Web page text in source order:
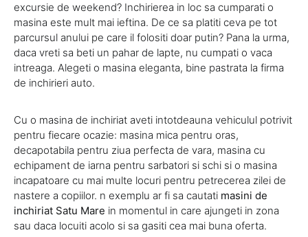
excursie de weekend? Inchirierea in loc sa cumparati o
masina este mult mai ieftina. De ce sa platiti ceva pe tot
parcursul anului pe care il folositi doar putin? Pana la urma,
daca vreti sa beti un pahar de lapte, nu cumpati o vaca
intreaga. Alegeti o masina eleganta, bine pastrata la firma
de inchirieri auto.
Cu o masina de inchiriat aveti intotdeauna vehiculul potrivit
pentru fiecare ocazie: masina mica pentru oras,
decapotabila pentru ziua perfecta de vara, masina cu
echipament de iarna pentru sarbatori si schi si o masina
incapatoare cu mai multe locuri pentru petrecerea zilei de
nastere a copiilor. n exemplu ar fi sa cautati masini de
inchiriat Satu Mare in momentul in care ajungeti in zona
sau daca locuiti acolo si sa gasiti cea mai buna oferta.